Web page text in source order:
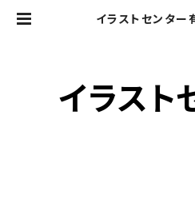
イラストセンター
イラスト